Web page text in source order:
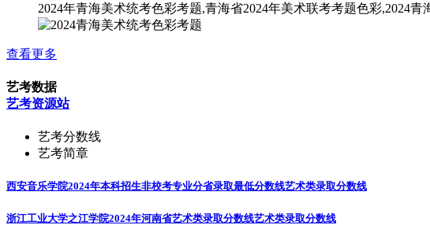
2024年青海美术统考色彩考题,青海省2024年美术联考考题色彩,2024青
查看更多
艺考数据
艺考资源站
艺考分数线
艺考简章
西安音乐学院2024年本科招生非校考专业分省录取最低分数线艺术类录取分数线
浙江工业大学之江学院2024年河南省艺术类录取分数线艺术类录取分数线